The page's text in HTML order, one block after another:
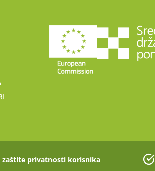
zaštite privatnosti korisnika